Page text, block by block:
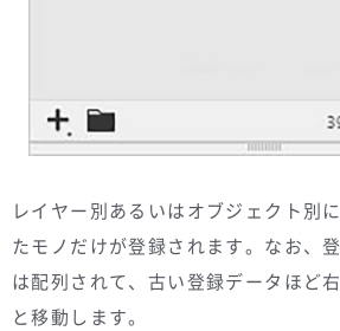
レイヤー別あるいはオブジェクト別
たモノだけが登録されます。なお、
は配列されて、古い登録データほど
と移動します。